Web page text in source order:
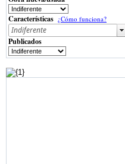
Características ¿Cómo funciona?
Publicados